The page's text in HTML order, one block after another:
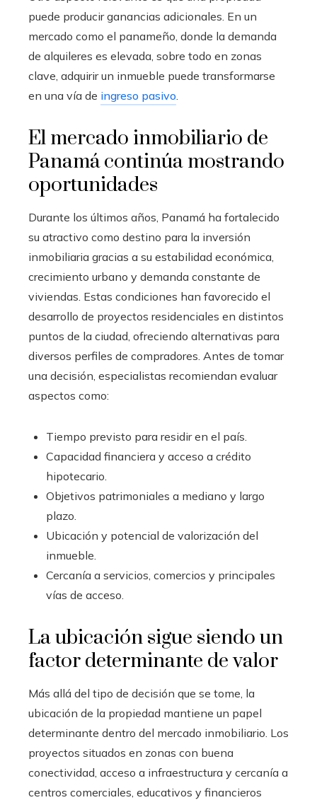
puede producir ganancias adicionales. En un
mercado como el panameño, donde la demanda
de alquileres es elevada, sobre todo en zonas
clave, adquirir un inmueble puede transformarse
en una vía de ingreso pasivo.
El mercado inmobiliario de
Panamá continúa mostrando
oportunidades
Durante los últimos años, Panamá ha fortalecido
su atractivo como destino para la inversión
inmobiliaria gracias a su estabilidad económica,
crecimiento urbano y demanda constante de
viviendas. Estas condiciones han favorecido el
desarrollo de proyectos residenciales en distintos
puntos de la ciudad, ofreciendo alternativas para
diversos perfiles de compradores. Antes de tomar
una decisión, especialistas recomiendan evaluar
aspectos como:
Tiempo previsto para residir en el país.
Capacidad financiera y acceso a crédito
hipotecario.
Objetivos patrimoniales a mediano y largo
plazo.
Ubicación y potencial de valorización del
inmueble.
Cercanía a servicios, comercios y principales
vías de acceso.
La ubicación sigue siendo un
factor determinante de valor
Más allá del tipo de decisión que se tome, la
ubicación de la propiedad mantiene un papel
determinante dentro del mercado inmobiliario. Los
proyectos situados en zonas con buena
conectividad, acceso a infraestructura y cercanía a
centros comerciales, educativos y financieros